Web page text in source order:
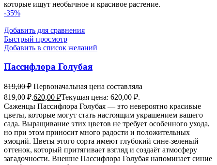
которые ищут необычное и красивое растение.
-35%
Добавить для сравнения
Быстрый просмотр
Добавить в список желаний
Пассифлора Голубая
819,00₽ Первоначальная цена составляла
819,00 ₽.620,00 ₽Текущая цена: 620,00 ₽.
Саженцы Пассифлора Голубая — это невероятно красивые
цветы, которые могут стать настоящим украшением вашего
сада. Выращивание этих цветов не требует особенного ухода,
но при этом приносит много радости и положительных
эмоций. Цветы этого сорта имеют глубокий сине-зеленый
оттенок, который притягивает взгляд и создаёт атмосферу
загадочности. Внешне Пассифлора Голубая напоминает синие